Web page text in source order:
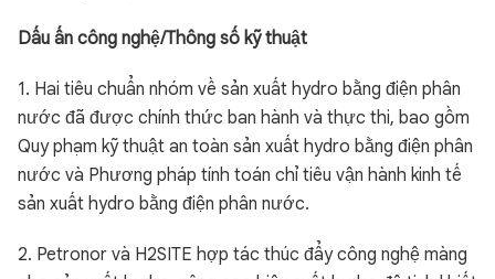
Dấu ấn công nghệ/Thông số kỹ thuật
1. Hai tiêu chuẩn nhóm về sản xuất hydro bằng điện phân
nước đã được chính thức ban hành và thực thi, bao gồm
Quy phạm kỹ thuật an toàn sản xuất hydro bằng điện phân
nước và Phương pháp tính toán chỉ tiêu vận hành kinh tế
sản xuất hydro bằng điện phân nước.
2. Petronor và H2SITE hợp tác thúc đẩy công nghệ màng